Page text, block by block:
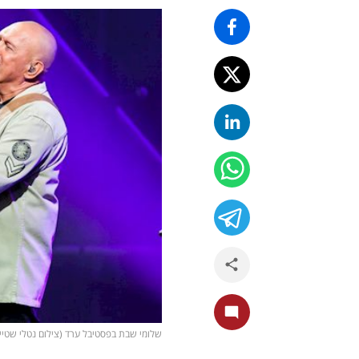
שלומי שבת בפסטיבל ערד (צילום נטלי